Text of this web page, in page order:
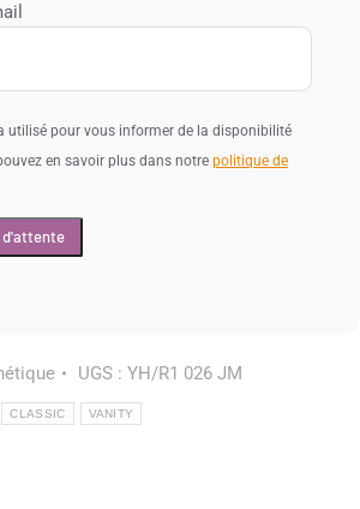
utilisé pour vous informer de la disponibilité
en savoir plus dans notre politique de
UGS : YH/R1 026 JM
CLASSIC VANITY